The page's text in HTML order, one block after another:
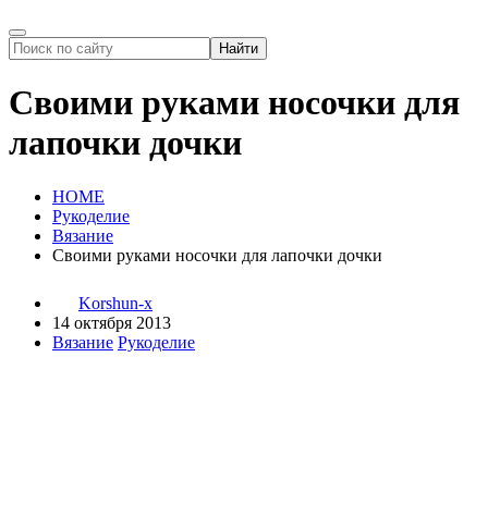
Своими руками носочки для
лапочки дочки
HOME
Рукоделие
Вязание
Своими руками носочки для лапочки дочки
Korshun-x
14 октября 2013
Вязание Рукоделие